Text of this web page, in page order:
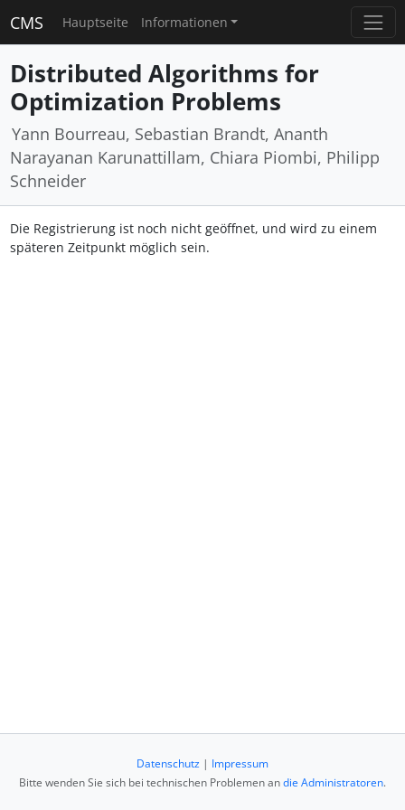
CMS Hauptseite Informationen
Distributed Algorithms for
Optimization Problems
Yann Bourreau, Sebastian Brandt, Ananth
Narayanan Karunattillam, Chiara Piombi, Philipp
Schneider
Die Registrierung ist noch nicht geöffnet, und wird zu einem
späteren Zeitpunkt möglich sein.
Datenschutz | Impressum
Bitte wenden Sie sich bei technischen Problemen andie Administratoren.